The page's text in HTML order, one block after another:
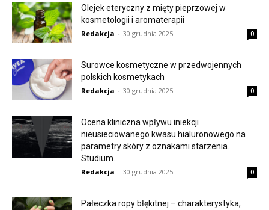
Olejek eteryczny z mięty pieprzowej w
kosmetologii i aromaterapii
Redakcja - 30 grudnia 2025 0
Surowce kosmetyczne w przedwojennych
polskich kosmetykach
Redakcja - 30 grudnia 2025 0
Ocena kliniczna wpływu iniekcji
nieusieciowanego kwasu hialuronowego na
parametry skóry z oznakami starzenia.
Studium...
Redakcja - 30 grudnia 2025 0
Pałeczka ropy błękitnej – charakterystyka,